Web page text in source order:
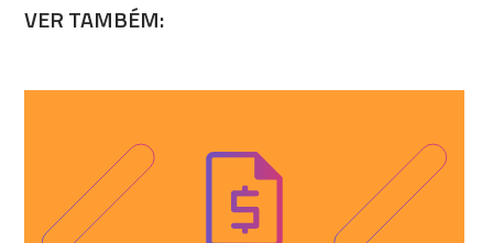
VER TAMBÉM: